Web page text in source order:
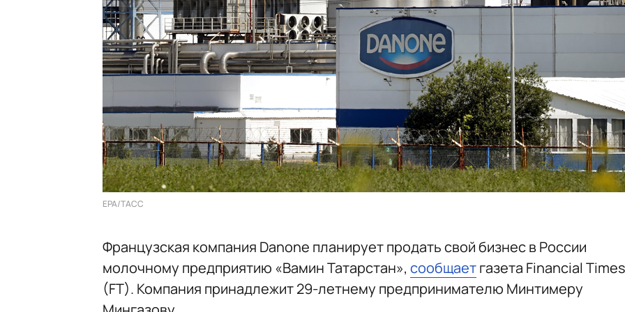
EPA/ТАСС
Французская компания Danone планирует продать свой бизнес в России
молочному предприятию «Вамин Татарстан», сообщаетгазета Financial Times
(FT). Компания принадлежит 29-летнему предпринимателю Минтимеру